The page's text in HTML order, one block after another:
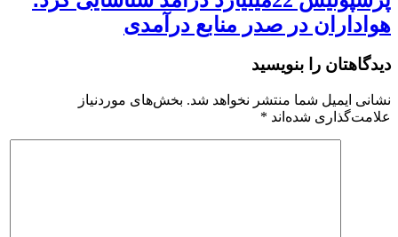
هواداران در صدر منابع درآمدی
دیدگاهتان را بنویسید
نشانی ایمیل شما منتشر نخواهد شد. بخش‌های موردنیاز
علامت‌گذاری شده‌اند *